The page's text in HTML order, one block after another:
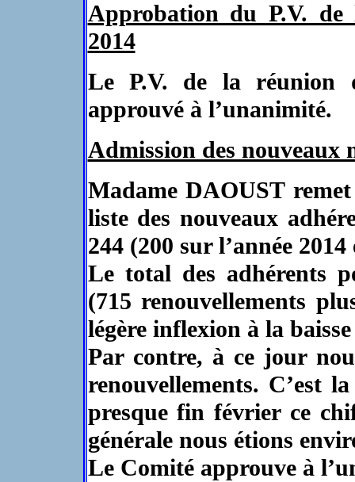
Approbation du P.V.
2014
Le P.V. de la réunion
approuvé à l’unanimité.
Admission des nouveaux
Madame DAOUST
liste des nouveaux
244 (200 sur l’année
Le total des adhérents
(715 renouvellements
légère inflexion à la
Par contre, à ce jour
renouvellements. C’est
presque fin février ce
générale nous étions
Le Comité approuve à